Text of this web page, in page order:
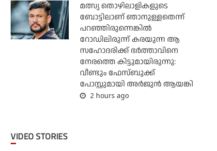
മത്സ്യ തൊഴിലാളികളുടെ
ബോട്ടിലാണ് ഞാനുള്ളതെന്ന്
പറഞ്ഞിരുന്നെങ്കില്‍
റോഡിലിരുന്ന് കരയുന്ന ആ
സഹോദരിക്ക് ഭര്‍ത്താവിനെ
നേരത്തെ കിട്ടുമായിരുന്നു:
വീണ്ടും ഫേസ്ബുക്ക്
പോസ്റ്റുമായി അര്‍ജുന്‍ ആയങ്കി
2 hours ago
VIDEO STORIES